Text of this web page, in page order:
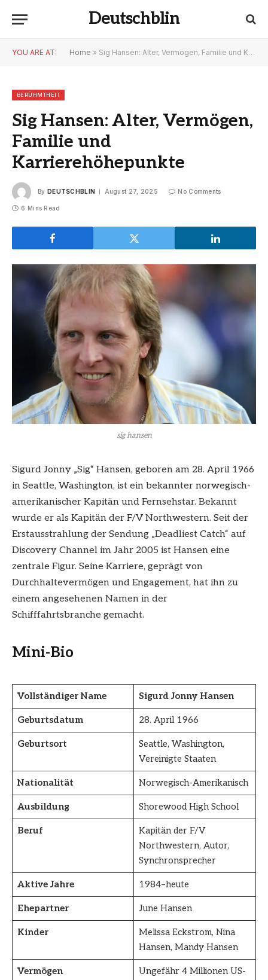
Deutschblin
YOU ARE AT: Home » Sig Hansen: Alter, Vermögen, Familie und Karrierehöhepunkte
BERÜHMTHEIT
Sig Hansen: Alter, Vermögen,
Familie und
Karrierehöhepunkte
By DEUTSCHBLIN August 27, 2025 No Comments
6 Mins Read
sig hansen
Sigurd Jonny „Sig“ Hansen, geboren am 28. April 1966
in Seattle, Washington, ist ein bekannter norwegisch-
amerikanischer Kapitän und Fernsehstar. Bekannt
wurde er als Kapitän der F/V Northwestern. Seit der
Erstausstrahlung der Sendung „Deadliest Catch“ auf
Discovery Channel im Jahr 2005 ist Hansen eine
zentrale Figur. Seine Karriere, geprägt von
Durchhaltevermögen und Engagement, hat ihn zu
einem angesehenen Namen in der
Schifffahrtsbranche gemacht.
Mini-Bio
Vollständiger Name Sigurd Jonny Hansen
Geburtsdatum 28. April 1966
Geburtsort
Seattle, Washington,
Vereinigte Staaten
Nationalität Norwegisch-Amerikanisch
Ausbildung Shorewood High School
Beruf
Kapitän der F/V
Northwestern, Autor,
Synchronsprecher
Aktive Jahre 1984–heute
Ehepartner June Hansen
Kinder
Melissa Eckstrom, Nina
Hansen, Mandy Hansen
Vermögen
Ungefähr 4 Millionen US-